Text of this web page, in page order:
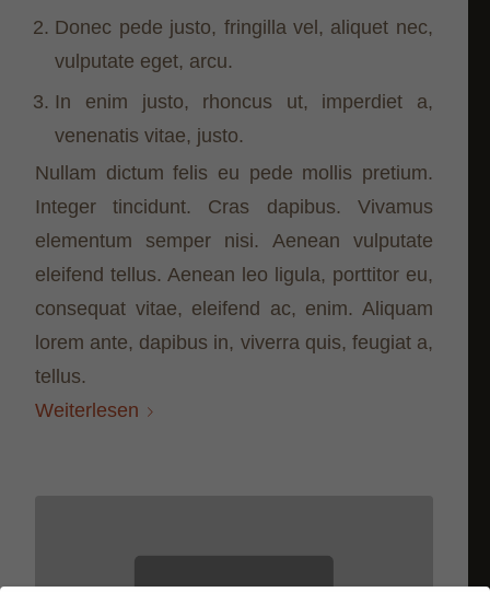
Donec pede justo, fringilla vel, aliquet nec,
vulputate eget, arcu.
In enim justo, rhoncus ut, imperdiet a,
venenatis vitae, justo.
Nullam dictum felis eu pede mollis pretium.
Integer tincidunt. Cras dapibus. Vivamus
elementum semper nisi. Aenean vulputate
eleifend tellus. Aenean leo ligula, porttitor eu,
consequat vitae, eleifend ac, enim. Aliquam
lorem ante, dapibus in, viverra quis, feugiat a,
tellus.
Weiterlesen
Mehr erfahren